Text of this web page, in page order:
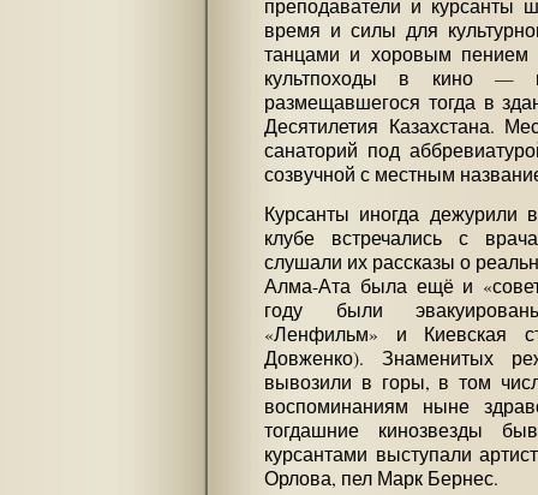
преподаватели и курсанты
время и силы для
танцами и хоровым пением
культпоходы в кино —
размещавшегося тогда в
Десятилетия Казахстана.
санаторий под
созвучной с местным
Курсанты иногда дежурили
клубе встречались с
слушали их рассказы о
Алма-Ата была ещё и
году были
«Ленфильм» и Киевская
Довженко). Знаменитых
вывозили в горы, в том
воспоминаниям ныне
тогдашние кинозвезды
курсантами выступали
Орлова, пел Марк Бернес.